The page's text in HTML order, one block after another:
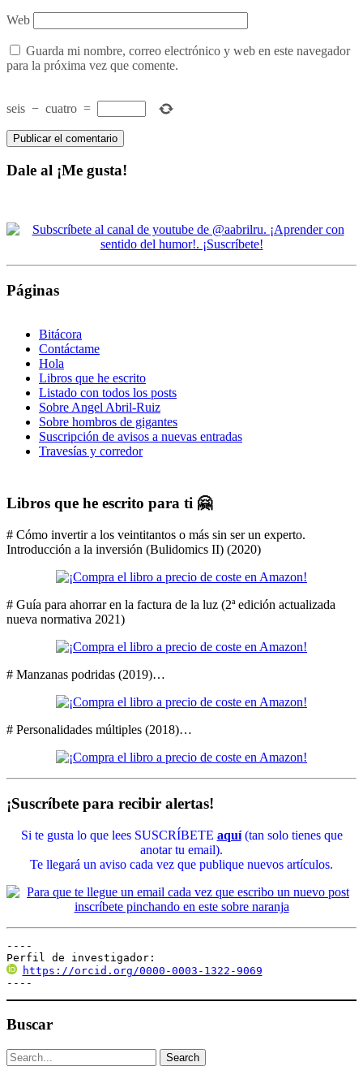
Web
Guarda mi nombre, correo electrónico y web en este navegador
para la próxima vez que comente.
seis − cuatro =
Dale al ¡Me gusta!
Páginas
Bitácora
Contáctame
Hola
Libros que he escrito
Listado con todos los posts
Sobre Angel Abril-Ruiz
Sobre hombros de gigantes
Suscripción de avisos a nuevas entradas
Travesías y corredor
Libros que he escrito para ti 🤗
# Cómo invertir a los veintitantos o más sin ser un experto.
Introducción a la inversión (Bulidomics II) (2020)
# Guía para ahorrar en la factura de la luz (2ª edición actualizada
nueva normativa 2021)
# Manzanas podridas (2019)…
# Personalidades múltiples (2018)…
¡Suscríbete para recibir alertas!
Si te gusta lo que lees SUSCRÍBETE aquí(tan solo tienes que
anotar tu email).
Te llegará un aviso cada vez que publique nuevos artículos.
----
Perfil de investigador:
https://orcid.org/0000-0003-1322-9069
----
Buscar